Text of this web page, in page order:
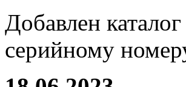
Добавлен каталог
серийному